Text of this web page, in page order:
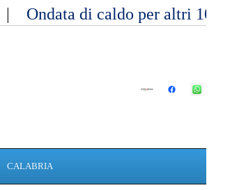
Ondata di caldo per altri 10
CALABRIA